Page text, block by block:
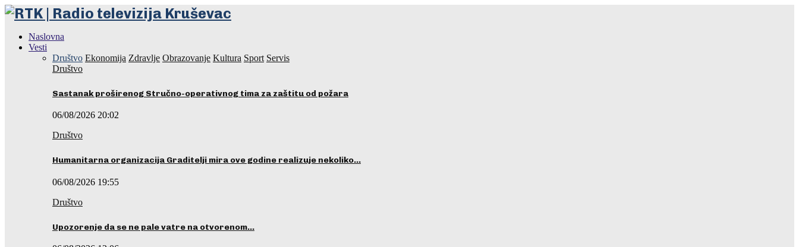
Naslovna
Vesti
Društvo Ekonomija Zdravlje Obrazovanje Kultura Sport Servis
Društvo
Sastanak proširenog Stručno-operativnog tima za zaštitu od požara
06/08/2026 20:02
Društvo
Humanitarna organizacija Graditelji mira ove godine realizuje nekoliko…
06/08/2026 19:55
Društvo
Upozorenje da se ne pale vatre na otvorenom…